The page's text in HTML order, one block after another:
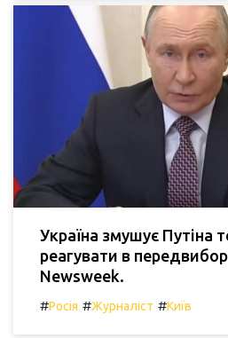
Україна змушує Путіна
реагувати в
Newsweek.
#Росія #Журналіст #Київ